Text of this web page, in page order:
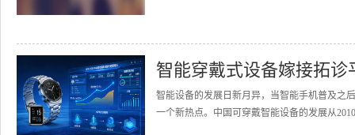
智能穿戴式设备嫁接拓
智能设备的发展日新月异，当智能手机普及之
一个新热点。中国可穿戴智能设备的发展从